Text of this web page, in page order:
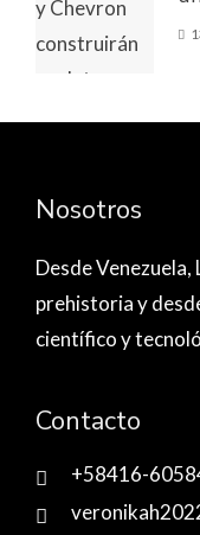
Nosotros
Desde Venezuela,
prehistoria y
científico y
Contacto
+58416-